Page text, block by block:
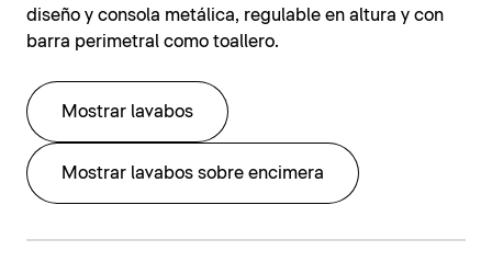
diseño y consola metálica, regulable en altura y con
barra perimetral como toallero.
Mostrar lavabos
Mostrar lavabos sobre encimera